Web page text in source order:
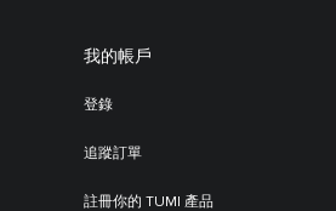
我的帳戶
登錄
追蹤訂單
註冊你的 TUMI 產品